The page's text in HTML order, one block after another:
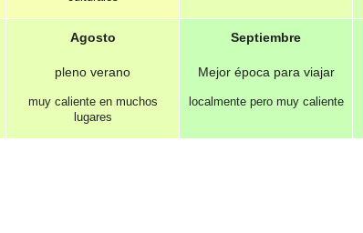
Agosto
pleno verano
muy caliente en muchos
lugares
Septiembre
Mejor época para viajar
localmente pero muy caliente